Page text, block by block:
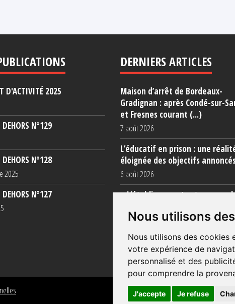
Nous utilisons
Nous utilisons des cookies
votre expérience de
personnalisé et des
pour comprendre la
J'accepte Je refuse
D'ACTIVITÉ 2025
N°129
N°128
2025
N°127
DERNIERS ARTICLES
Maison d’arrêt de Bordeaux-
Gradignan : après Condé-sur-
et Fresnes courant (...)
7 août 2026
L’éducatif en prison : une
éloignée des objectifs
6 août 2026
« L’établissement est une
5 août 2026